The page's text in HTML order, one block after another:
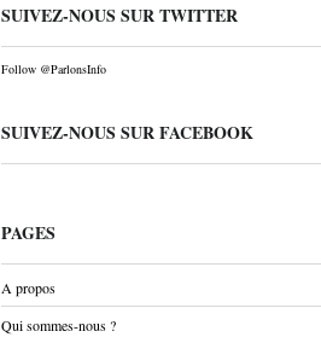
SUIVEZ-NOUS SUR TWITTER
Follow @ParlonsInfo
SUIVEZ-NOUS SUR FACEBOOK
PAGES
A propos
Qui sommes-nous ?